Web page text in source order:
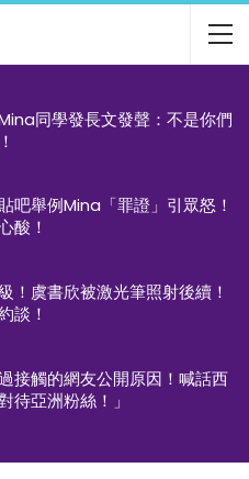
同學發長文發聲：不是你們
吧舉例Mina「罪證」引眾怒！
酸！
！虞書欣被激光筆照射後續！
談！
接觸的網友公開原因！喊話西
待亞洲粉絲！」